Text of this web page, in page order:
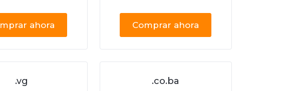
ahora Comprar ahora
.vg .co.ba